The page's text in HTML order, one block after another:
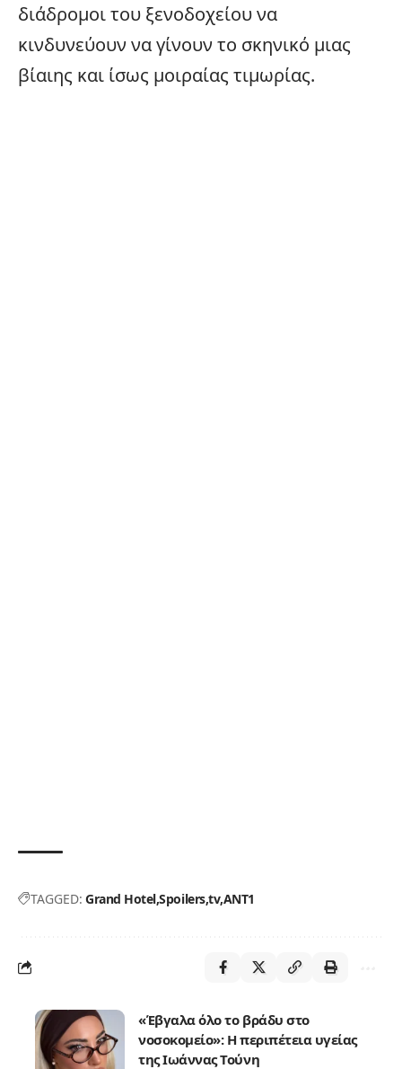
διάδρομοι του ξενοδοχείου να
κινδυνεύουν να γίνουν το σκηνικό μιας
βίαιης και ίσως μοιραίας τιμωρίας.
TAGGED: Grand HotelSpoilerstvΑΝΤ1
«Έβγαλα όλο το βράδυ στο
νοσοκομείο»: Η περιπέτεια υγείας
της Ιωάννας Τούνη